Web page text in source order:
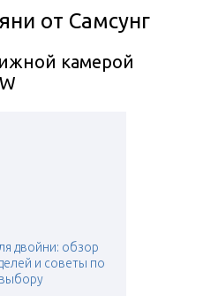
от Самсунг
камерой
двойни: обзор
и советы по
выбору